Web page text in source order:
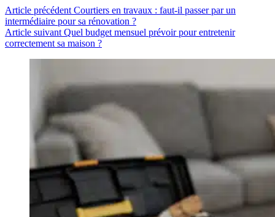
Article précédent Courtiers en travaux : faut-il passer par un
intermédiaire pour sa rénovation ?
Article suivant Quel budget mensuel prévoir pour entretenir
correctement sa maison ?